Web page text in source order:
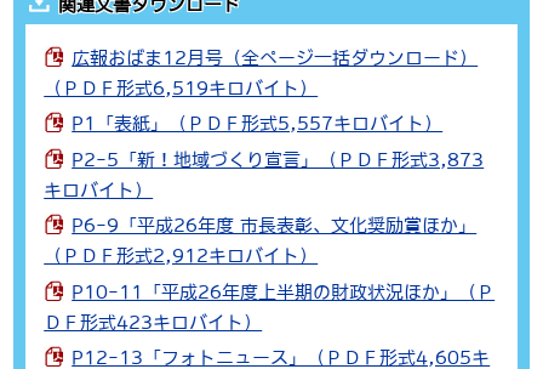
関連文書ダウンロード
広報おばま12月号（全ページ一括ダウンロード）
（ＰＤＦ形式6,519キロバイト）
P1「表紙」（ＰＤＦ形式5,557キロバイト）
P2-5「新！地域づくり宣言」（ＰＤＦ形式3,873
キロバイト）
P6-9「平成26年度 市長表彰、文化奨励賞ほか」
（ＰＤＦ形式2,912キロバイト）
P10-11「平成26年度上半期の財政状況ほか」（Ｐ
ＤＦ形式423キロバイト）
P12-13「フォトニュース」（ＰＤＦ形式4,605キ